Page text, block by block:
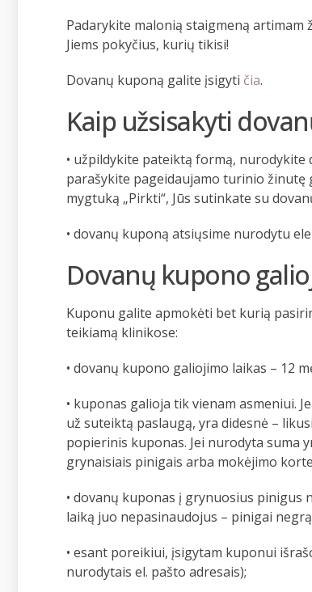
Padarykite malonią staigmeną
Jiems pokyčius, kurių tikisi!
Dovanų kuponą galite įsigyti čia.
Kaip užsisakyti
• užpildykite pateiktą formą, nurodykite
parašykite pageidaujamo turinio žinutę
mygtuką „Pirkti“, Jūs sutinkate su
• dovanų kuponą atsiųsime nurodytu
Dovanų kupono
Kuponu galite apmokėti bet kurią
teikiamą klinikose:
• dovanų kupono galiojimo laikas – 12
• kuponas galioja tik vienam asmeniui.
už suteiktą paslaugą, yra didesnė –
popierinis kuponas. Jei nurodyta suma
grynaisiais pinigais arba mokėjimo
• dovanų kuponas į grynuosius pinigus
laiką juo nepasinaudojus – pinigai
• esant poreikiui, įsigytam kuponui
nurodytais el. pašto adresais);